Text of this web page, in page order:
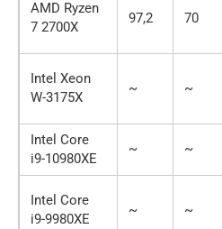
AMD Ryzen
7 2700X
97,2 70
Intel Xeon
W-3175X
~ ~
Intel Core
i9-10980XE
~ ~
Intel Core
i9-9980XE
~ ~